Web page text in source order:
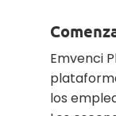
Emvenci
los